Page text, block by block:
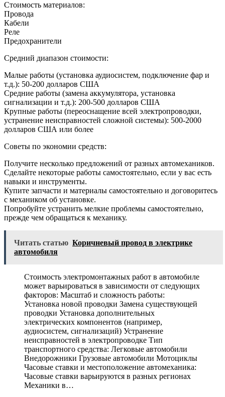
Стоимость материалов:
Провода
Кабели
Реле
Предохранители
Средний диапазон стоимости:
Малые работы (установка аудиосистем, подключение фар и
т.д.): 50-200 долларов США
Средние работы (замена аккумулятора, установка
сигнализации и т.д.): 200-500 долларов США
Крупные работы (переоснащение всей электропроводки,
устранение неисправностей сложной системы): 500-2000
долларов США или более
Советы по экономии средств:
Получите несколько предложений от разных автомехаников.
Сделайте некоторые работы самостоятельно, если у вас есть
навыки и инструменты.
Купите запчасти и материалы самостоятельно и договоритесь
с механиком об установке.
Попробуйте устранить мелкие проблемы самостоятельно,
прежде чем обращаться к механику.
Читать статью Коричневый провод в электрике
автомобиля
Стоимость электромонтажных работ в автомобиле
может варьироваться в зависимости от следующих
факторов: Масштаб и сложность работы:
Установка новой проводки Замена существующей
проводки Установка дополнительных
электрических компонентов (например,
аудиосистем, сигнализаций) Устранение
неисправностей в электропроводке Тип
транспортного средства: Легковые автомобили
Внедорожники Грузовые автомобили Мотоциклы
Часовые ставки и местоположение автомеханика:
Часовые ставки варьируются в разных регионах
Механики в…